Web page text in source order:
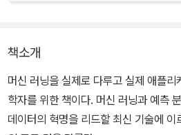
책소개
머신 러닝을 실제로 다루고 실제 애플
학자를 위한 책이다. 머신 러닝과 예측
데이터의 혁명을 리드할 최신 기술에